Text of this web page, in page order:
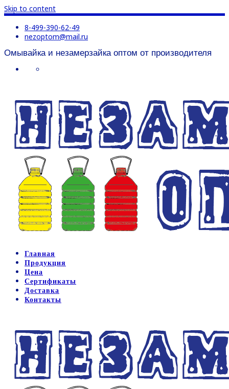
Skip to content
8-499-390-62-49
nezoptom@mail.ru
Омывайка и незамерзайка оптом от производителя
Главная
Продукция
Цена
Сертификаты
Доставка
Контакты